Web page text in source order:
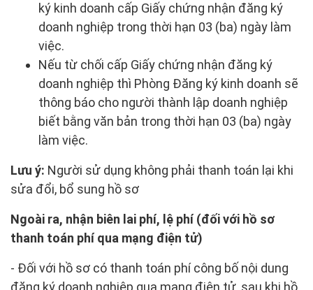
ký kinh doanh cấp Giấy chứng nhận đăng ký
doanh nghiệp trong thời hạn 03 (ba) ngày làm
việc.
Nếu từ chối cấp Giấy chứng nhận đăng ký
doanh nghiệp thì Phòng Đăng ký kinh doanh sẽ
thông báo cho người thành lập doanh nghiệp
biết bằng văn bản trong thời hạn 03 (ba) ngày
làm việc.
Lưu ý: Người sử dụng không phải thanh toán lại khi
sửa đổi, bổ sung hồ sơ
Ngoài ra, nhận biên lai phí, lệ phí (đối với hồ sơ
thanh toán phí qua mạng điện tử)
- Đối với hồ sơ có thanh toán phí công bố nội dung